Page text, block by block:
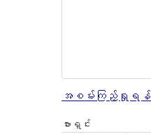
အစမ်းကြည့်ရှုရန်
ဗားရှင်း